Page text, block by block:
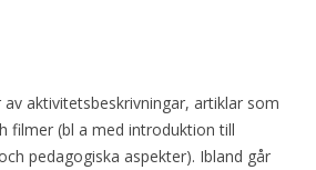
aktivitetsbeskrivningar, artiklar som
filmer (bl a med introduktion till
pedagogiska aspekter). Ibland går